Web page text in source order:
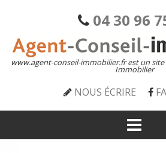
04 30 96
www.agent-conseil-immobilier.fr est un
Immobilier
NOUS ÉCRIRE